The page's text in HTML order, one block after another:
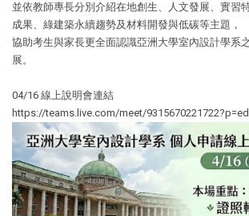
並依教師專長分別介紹在地創生、人文發展、實習
成果、綠建築永續趨勢及材料開發與低碳等主題，
協助考生與家長更全面認識亞洲大學室內設計學系
展。
04/16 線上說明會連結
https://teams.live.com/meet/